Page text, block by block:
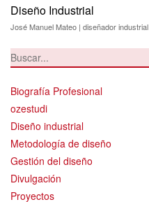
Diseño Industrial
José Manuel Mateo | diseñador industrial
Biografía Profesional
ozestudi
Diseño industrial
Metodología de diseño
Gestión del diseño
Divulgación
Proyectos